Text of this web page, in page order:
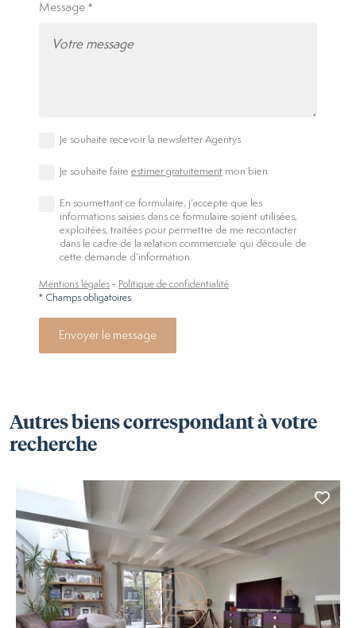
Message
Je souhaite recevoir la newsletter Agentys
Je souhaite faire estimer gratuitement mon bien
En soumettant ce formulaire, j’accepte que les
informations saisies dans ce formulaire soient utilisées,
exploitées, traitées pour permettre de me recontacter
dans le cadre de la relation commerciale qui découle de
cette demande d’information.
Mentions légales - Politique de confidentialité
* Champs obligatoires
Envoyer le message
Autres biens correspondant à votre
recherche